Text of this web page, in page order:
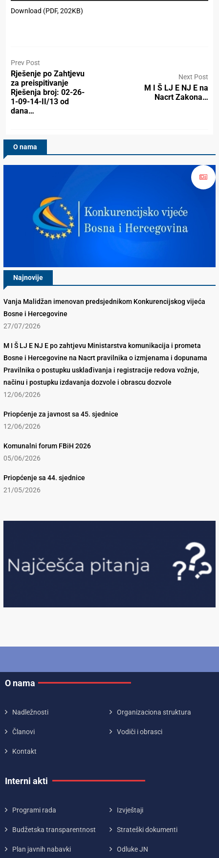
Download (PDF, 202KB)
Prev Post
Rješenje po Zahtjevu
za preispitivanje
Rješenja broj: 02-26-
1-09-14-II/13 od
dana…
Next Post
M I Š LJ E NJ E na
Nacrt Zakona…
O nama
Najnovije
Vanja Malidžan imenovan predsjednikom Konkurencijskog vijeća
Bosne i Hercegovine
27/07/2026
M I Š LJ E NJ E po zahtjevu Ministarstva komunikacija i prometa
Bosne i Hercegovine na Nacrt pravilnika o izmjenama i dopunama
Pravilnika o postupku usklađivanja i registracije redova vožnje,
načinu i postupku izdavanja dozvole i obrascu dozvole
12/06/2026
Priopćenje za javnost sa 45. sjednice
12/06/2026
Komunalni forum FBiH 2026
05/06/2026
Priopćenje sa 44. sjednice
21/05/2026
O nama
Nadležnosti Organizaciona struktura
Članovi Vodiči i obrasci
Kontakt
Interni akti
Programi rada Izvještaji
Budžetska transparentnost Strateški dokumenti
Plan javnih nabavki Odluke JN